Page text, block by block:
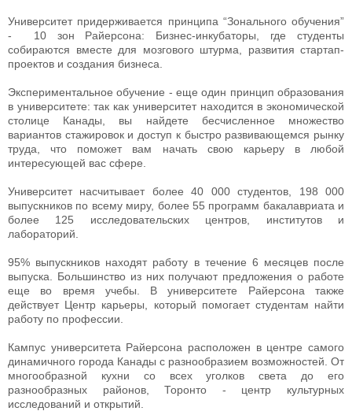
Университет придерживается принципа “Зонального обучения”
- 10 зон Райерсона: Бизнес-инкубаторы, где студенты
собираются вместе для мозгового штурма, развития стартап-
проектов и создания бизнеса.
Экспериментальное обучение - еще один принцип образования
в университете: так как университет находится в экономической
столице Канады, вы найдете бесчисленное множество
вариантов стажировок и доступ к быстро развивающемся рынку
труда, что поможет вам начать свою карьеру в любой
интересующей вас сфере.
Университет насчитывает более 40 000 студентов, 198 000
выпускников по всему миру, более 55 программ бакалавриата и
более 125 исследовательских центров, институтов и
лабораторий.
95% выпускников находят работу в течение 6 месяцев после
выпуска. Большинство из них получают предложения о работе
еще во время учебы. В университете Райерсона также
действует Центр карьеры, который помогает студентам найти
работу по профессии.
Кампус университета Райерсона расположен в центре самого
динамичного города Канады с разнообразием возможностей. От
многообразной кухни со всех уголков света до его
разнообразных районов, Торонто - центр культурных
исследований и открытий.